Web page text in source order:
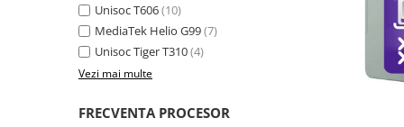
Unisoc T606(10)
MediaTek Helio G99(7)
Unisoc Tiger T310(4)
Vezi mai multe
FRECVENTA PROCESOR